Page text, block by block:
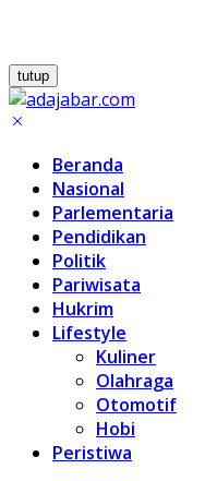
tutup
Beranda
Nasional
Parlementaria
Pendidikan
Politik
Pariwisata
Hukrim
Lifestyle
Kuliner
Olahraga
Otomotif
Hobi
Peristiwa